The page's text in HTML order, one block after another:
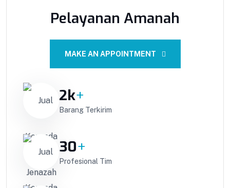
Pelayanan Amanah
MAKE AN APPOINTMENT
2k+
Barang Terkirim
30+
Profesional Tim